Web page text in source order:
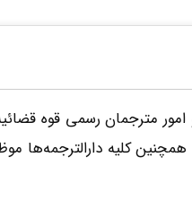
مترجمان رسمی قوه
کلیه دارالترجمه‌ها